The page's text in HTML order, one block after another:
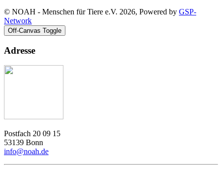
© NOAH - Menschen für Tiere e.V. 2026, Powered by GSP-
Network
Off-Canvas Toggle
Adresse
Postfach 20 09 15
53139 Bonn
info@noah.de